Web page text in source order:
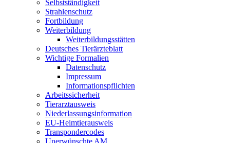
Selbstständigkeit
Strahlenschutz
Fortbildung
Weiterbildung
Weiterbildungsstätten
Deutsches Tierärzteblatt
Wichtige Formalien
Datenschutz
Impressum
Informationspflichten
Arbeitssicherheit
Tierarztausweis
Niederlassungsinformation
EU-Heimtierausweis
Transpondercodes
Unerwünschte AM